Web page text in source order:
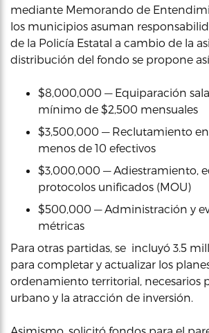
mediante Memorando de
los municipios asuman
de la Policía Estatal a cambio de la
distribución del fondo se propone
$8,000,000 — Equiparación
mínimo de $2,500 mensuales
$3,500,000 — Reclutamiento
menos de 10 efectivos
$3,000,000 — Adiestramiento,
protocolos unificados (MOU)
$500,000 — Administración y
métricas
Para otras partidas, se incluyó 3.5
para completar y actualizar los
ordenamiento territorial, necesarios
urbano y la atracción de inversión.
Asimismo, solicitó fondos para el